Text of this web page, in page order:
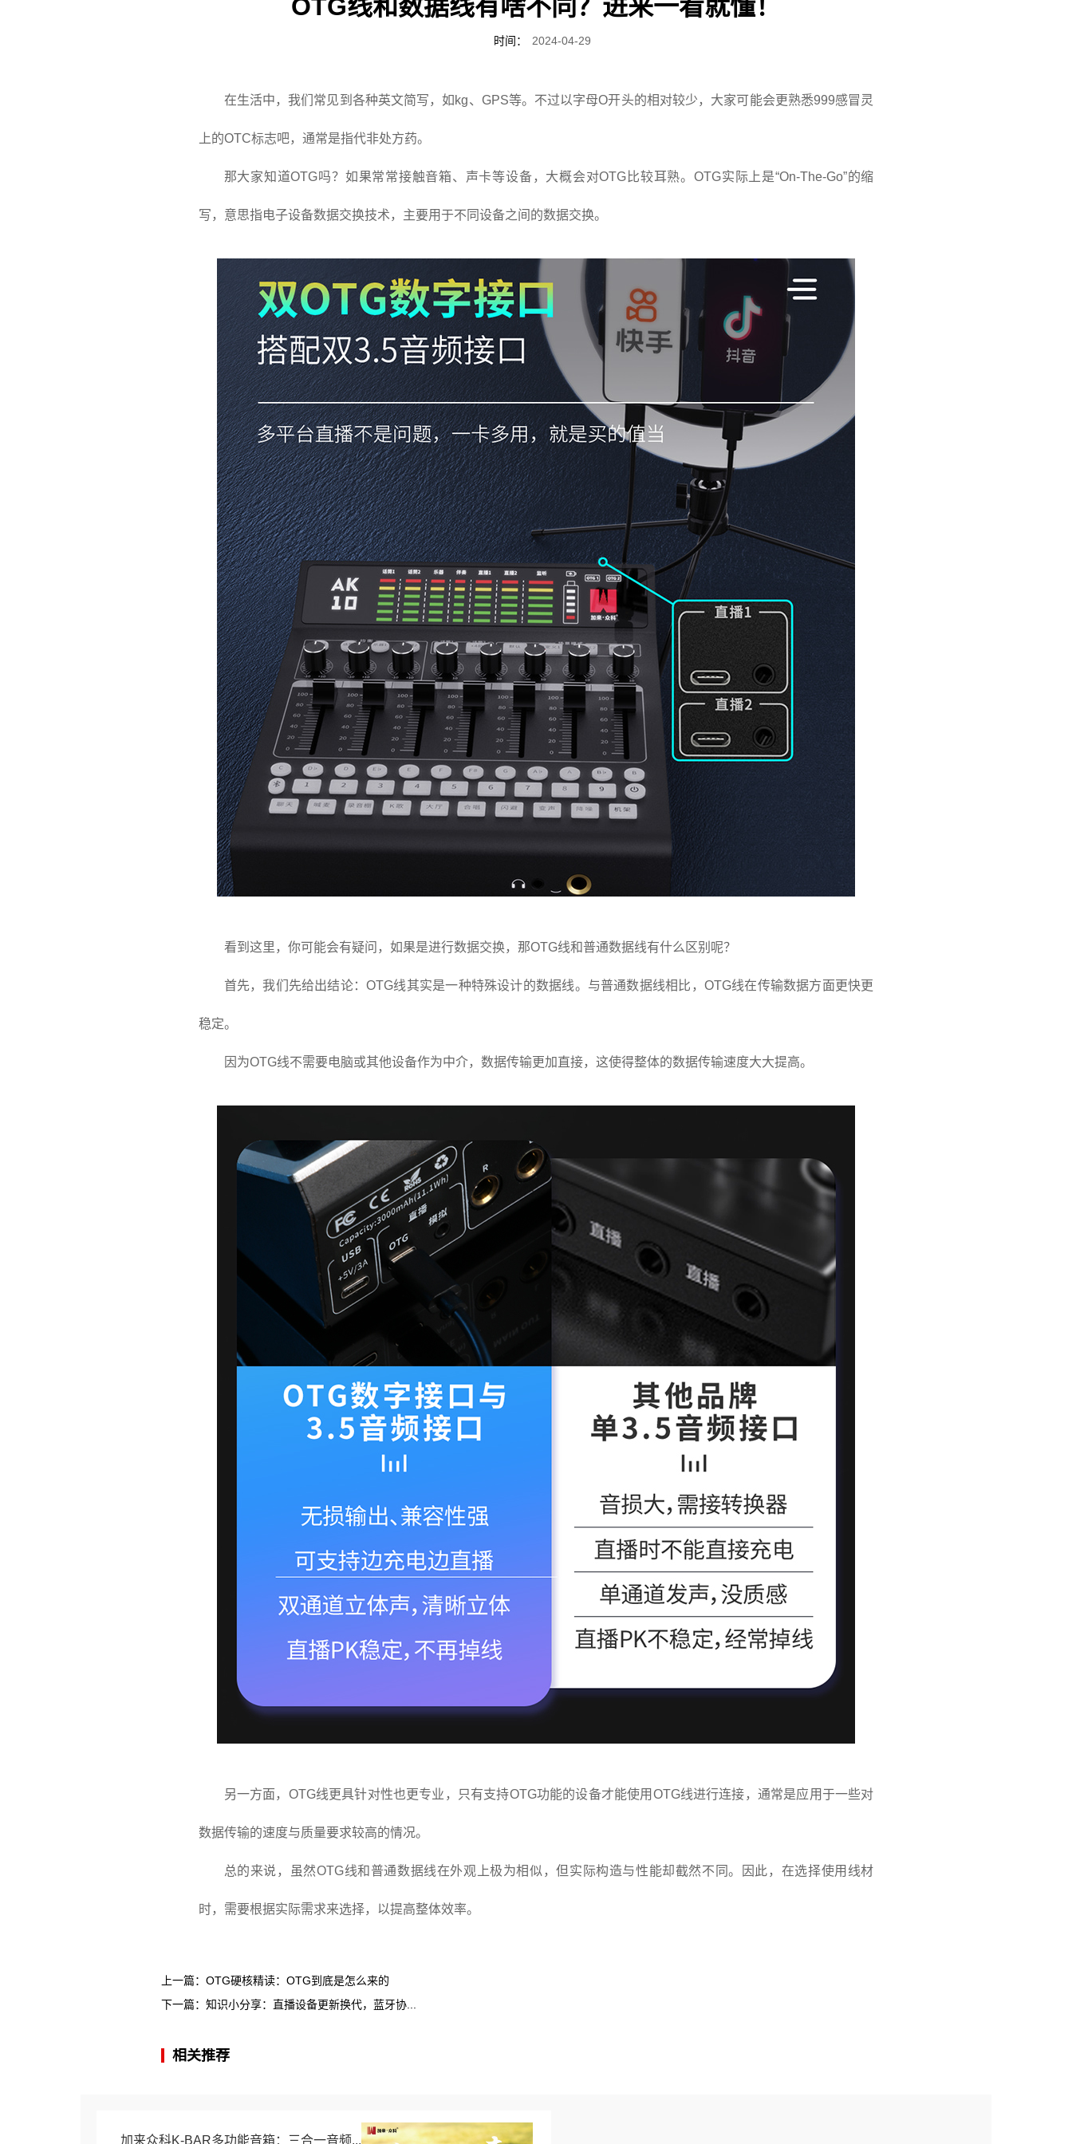
OTG线和数据线有啥不同？进来一看就懂！
时间： 2024-04-29
在生活中，我们常见到各种英文简写，如kg、GPS等。不过以字母O开头的相对较少，大家可能会更熟悉999感冒灵
上的OTC标志吧，通常是指代非处方药。
那大家知道OTG吗？如果常常接触音箱、声卡等设备，大概会对OTG比较耳熟。OTG实际上是“On-The-Go”的缩
写，意思指电子设备数据交换技术，主要用于不同设备之间的数据交换。
看到这里，你可能会有疑问，如果是进行数据交换，那OTG线和普通数据线有什么区别呢？
首先，我们先给出结论：OTG线其实是一种特殊设计的数据线。与普通数据线相比，OTG线在传输数据方面更快更
稳定。
因为OTG线不需要电脑或其他设备作为中介， 数据传输更加直接，这使得整体的数据传输速度大大提高。
另一方面，OTG线更具针对性也更专业，只有支持OTG功能的设备才能使用OTG线进行连接，通常是应用于一些对
数据传输的速度与质量要求较高的情况。
总的来说，虽然OTG线和普通数据线在外观上极为相似，但实际构造与性能却截然不同。因此，在选择使用线材
时，需要根据实际需求来选择，以提高整体效率。
上一篇： OTG硬核精读：OTG到底是怎么来的
下一篇： 知识小分享：直播设备更新换代，蓝牙协...
相关推荐
加来众科K-BAR多功能音箱：三合一音频...